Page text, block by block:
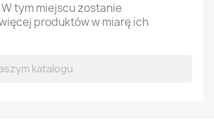
tym miejscu zostanie
produktów w miarę ich